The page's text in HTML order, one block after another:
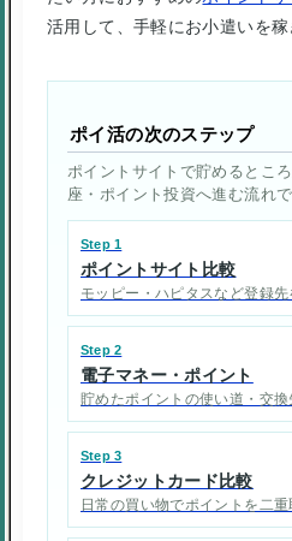
活用して、手軽にお小遣いを稼
ポイ活の次のステップ
ポイントサイトで貯めるとこ
座・ポイント投資へ進む流れで
Step 1
ポイントサイト比較
モッピー・ハピタスなど登録先
Step 2
電子マネー・ポイント
貯めたポイントの使い道・交換
Step 3
クレジットカード比較
日常の買い物でポイントを二重